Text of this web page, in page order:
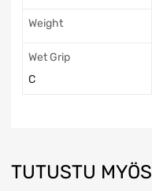
Weight
Wet Grip
C
TUTUSTU MYÖS